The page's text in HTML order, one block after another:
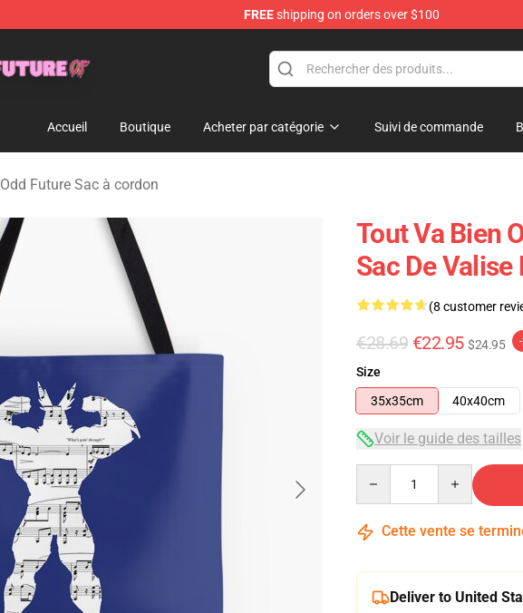
FREEshipping on orders over $100
Accueil Boutique Acheter par catégorie Suivi de commande
Odd Future Sac à cordon
Tout Va Bien
Sac De Valise
(8 customer
€28.69 €22.95 $24.95
Size
35x35cm
40x40cm
Voir le guide des tailles
Cette vente se
Deliver to United